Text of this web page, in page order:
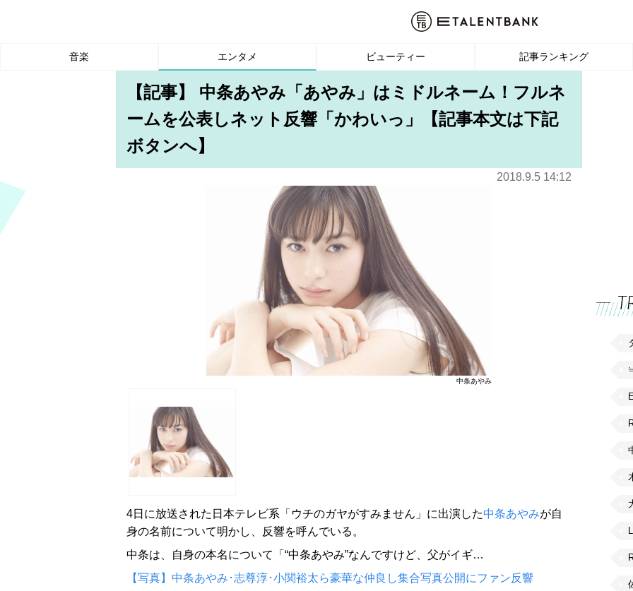
音楽 エンタメ ビューティー 記事ランキング
【記事】 中条あやみ「あやみ」はミドルネーム！フルネ
ームを公表しネット反響「かわいっ」【記事本文は下記
ボタンへ】
2018.9.5 14:12
中条あやみ
4日に放送された日本テレビ系「ウチのガヤがすみません」に出演した中条あやみが自
身の名前について明かし、反響を呼んでいる。
中条は、自身の本名について「“中条あやみ”なんですけど、父がイギ…
【写真】中条あやみ･志尊淳･小関裕太ら豪華な仲良し集合写真公開にファン反響